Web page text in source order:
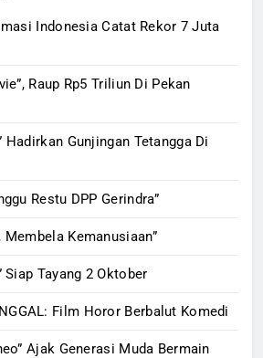
Indonesia Catat Rekor 7 Juta
Raup Rp5 Triliun Di Pekan
Hadirkan Gunjingan Tetangga Di
Restu DPP Gerindra”
Kemanusiaan”
Siap Tayang 2 Oktober
Film Horor Berbalut Komedi
Ajak Generasi Muda Bermain